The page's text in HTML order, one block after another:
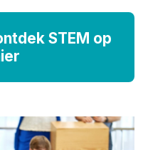
STEM op